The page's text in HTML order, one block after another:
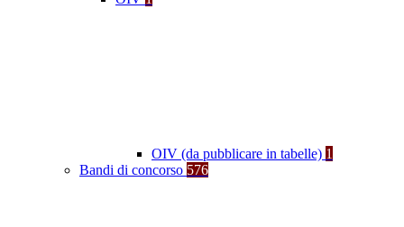
OIV (da pubblicare in tabelle) 1
Bandi di concorso 576